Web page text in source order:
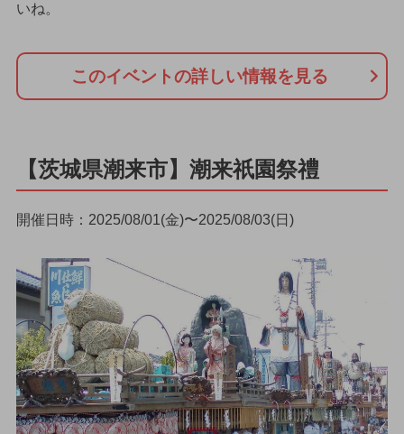
いね。
このイベントの詳しい情報を見る
【茨城県潮来市】潮来祇園祭禮
開催日時：2025/08/01(金)〜2025/08/03(日)